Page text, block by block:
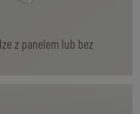
z panelem lub bez